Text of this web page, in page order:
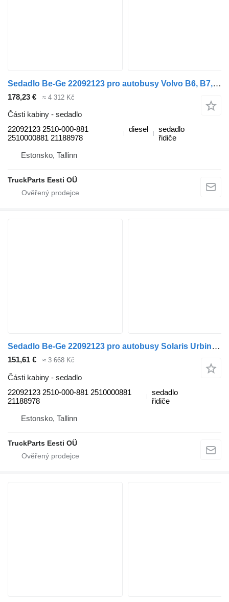
Sedadlo Be-Ge 22092123 pro autobusy Volvo B6, B7, B9, B10, B12 (1978-2011)
178,23 € ≈ 4 312 Kč
Části kabiny - sedadlo
22092123 2510-000-881
2510000881 21188978
diesel
sedadlo
řidiče
Estonsko, Tallinn
TruckParts Eesti OÜ
Sedadlo Be-Ge 22092123 pro autobusy Solaris Urbino, Alpino, Vacanza (1999-)
151,61 € ≈ 3 668 Kč
Části kabiny - sedadlo
22092123 2510-000-881 2510000881
21188978
sedadlo
řidiče
Estonsko, Tallinn
TruckParts Eesti OÜ